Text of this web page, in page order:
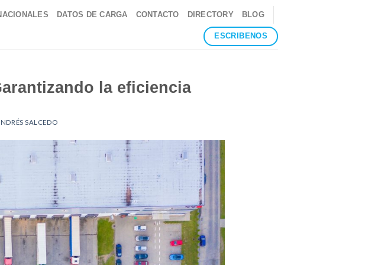
DATOS DE CARGA CONTACTO DIRECTORY BLOG
ESCRIBENOS
la eficiencia
SALCEDO